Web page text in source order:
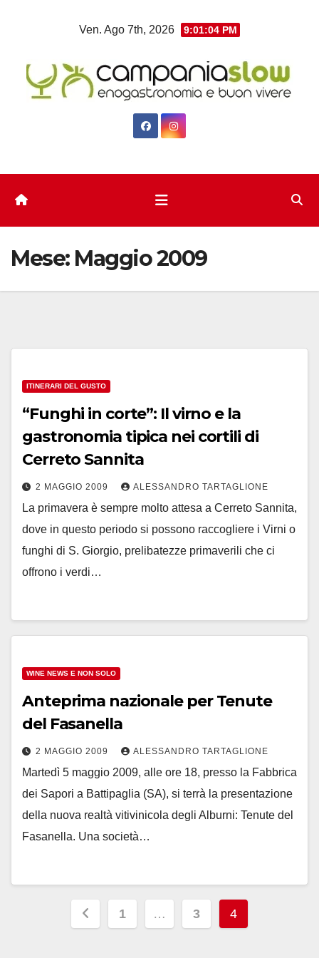
Ven. Ago 7th, 2026 9:01:04 PM
Mese: Maggio 2009
ITINERARI DEL GUSTO
“Funghi in corte”: Il virno e la
gastronomia tipica nei cortili di
Cerreto Sannita
2 MAGGIO 2009 ALESSANDRO TARTAGLIONE
La primavera è sempre molto attesa a Cerreto Sannita,
dove in questo periodo si possono raccogliere i Virni o
funghi di S. Giorgio, prelibatezze primaverili che ci
offrono i verdi…
WINE NEWS E NON SOLO
Anteprima nazionale per Tenute
del Fasanella
2 MAGGIO 2009 ALESSANDRO TARTAGLIONE
Martedì 5 maggio 2009, alle ore 18, presso la Fabbrica
dei Sapori a Battipaglia (SA), si terrà la presentazione
della nuova realtà vitivinicola degli Alburni: Tenute del
Fasanella. Una società…
Paginazione
1 … 3 4